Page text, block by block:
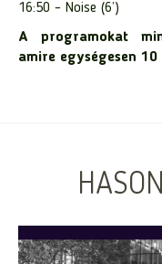
16:50 – Noise (6’)
A programokat
amire egységesen 10